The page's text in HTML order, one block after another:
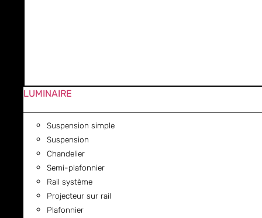
LUMINAIRE
Suspension simple
Suspension
Chandelier
Semi-plafonnier
Rail système
Projecteur sur rail
Plafonnier